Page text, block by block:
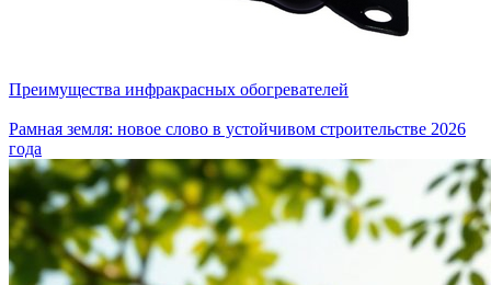
Преимущества инфракрасных обогревателей
Рамная земля: новое слово в устойчивом строительстве 2026
года